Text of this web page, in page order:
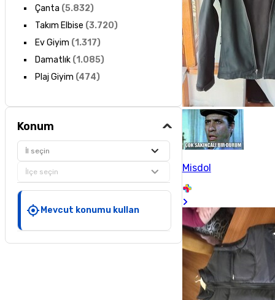
Çanta (5.832)
Takım Elbise (3.720)
Ev Giyim (1.317)
Damatlık(1.085)
Plaj Giyim (474)
Konum
İl seçin
İlçe seçin
Mevcut konumu kullan
Misdol